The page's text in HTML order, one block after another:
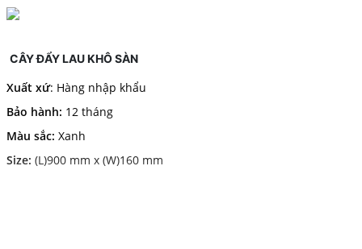
CÂY ĐẨY LAU KHÔ SÀN
Xuất xứ: Hàng nhập khẩu
Bảo hành: 12 tháng
Màu sắc: Xanh
Size: (L)900 mm x (W)160 mm